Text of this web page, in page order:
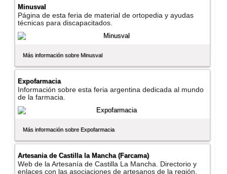
Minusval
Página de esta feria de material de ortopedia y ayudas
técnicas para discapacitados.
Más información sobre Minusval
Expofarmacia
Información sobre esta feria argentina dedicada al mundo
de la farmacia.
Más información sobre Expofarmacia
Artesania de Castilla la Mancha (Farcama)
Web de la Artesaní­a de Castilla La Mancha. Directorio y
enlaces con las asociaciones de artesanos de la región.